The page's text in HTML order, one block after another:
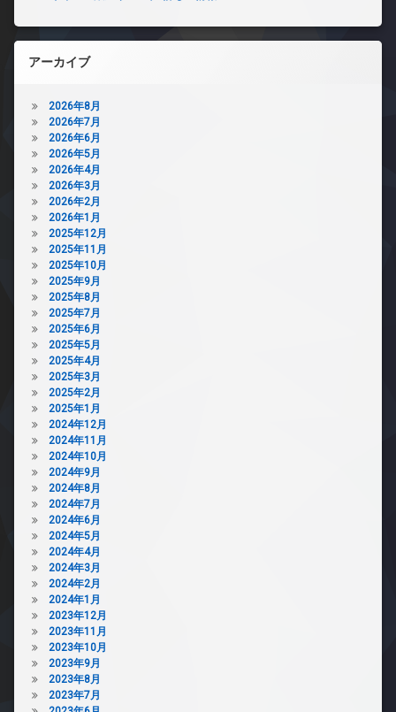
アーカイブ
2026年8月
2026年7月
2026年6月
2026年5月
2026年4月
2026年3月
2026年2月
2026年1月
2025年12月
2025年11月
2025年10月
2025年9月
2025年8月
2025年7月
2025年6月
2025年5月
2025年4月
2025年3月
2025年2月
2025年1月
2024年12月
2024年11月
2024年10月
2024年9月
2024年8月
2024年7月
2024年6月
2024年5月
2024年4月
2024年3月
2024年2月
2024年1月
2023年12月
2023年11月
2023年10月
2023年9月
2023年8月
2023年7月